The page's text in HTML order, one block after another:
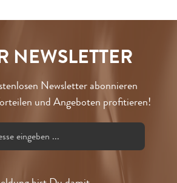
NEWSLETTER
Newsletter abonnieren
und Angeboten profitieren!